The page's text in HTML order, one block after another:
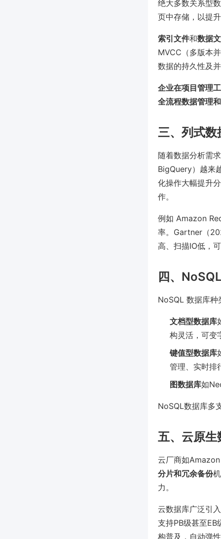
绝大多数关系型
页中存储，以提
索引文件和数据
MVCC（多版本
数据的持久性及
企业在项目管理
全流程数据管理
三、列式数
随着数据分析需
BigQuery）越来
化操作大幅提升
作。
例如 Amazon
率。Gartner（
高、扫描IO低，
四、
NoSQL 数据库种
文档型数据库
构灵活，可变
键值型数据库
管理、实时排
图数据库如
NoSQL数据库多
五、云原生
云厂商如
分片和冗余备份
力。
云数据库广泛引入
支持PB级甚至
构普及，自动弹